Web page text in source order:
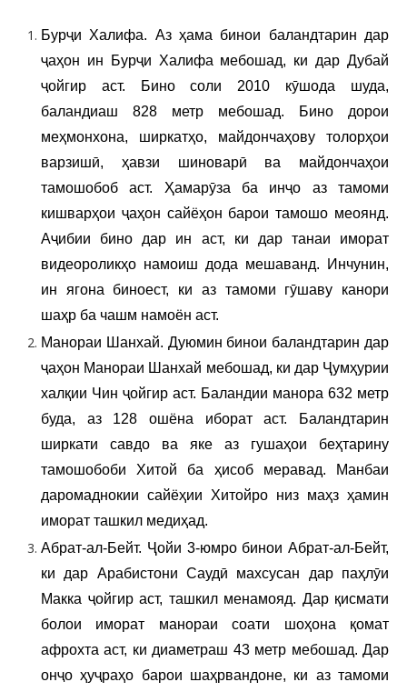
Бурҷи Халифа. Аз ҳама бинои баландтарин дар
ҷаҳон ин Бурҷи Халифа мебошад, ки дар Дубай
ҷойгир аст. Бино соли 2010 кӯшода шуда,
баландиаш 828 метр мебошад. Бино дорои
меҳмонхона, ширкатҳо, майдончаҳову толорҳои
варзишӣ, ҳавзи шиноварӣ ва майдончаҳои
тамошобоб аст. Ҳамарӯза ба инҷо аз тамоми
кишварҳои ҷаҳон сайёҳон барои тамошо меоянд.
Аҷибии бино дар ин аст, ки дар танаи иморат
видеороликҳо намоиш дода мешаванд. Инчунин,
ин ягона биноест, ки аз тамоми гӯшаву канори
шаҳр ба чашм намоён аст.
Манораи Шанхай. Дуюмин бинои баландтарин дар
ҷаҳон Манораи Шанхай мебошад, ки дар Ҷумҳурии
халқии Чин ҷойгир аст. Баландии манора 632 метр
буда, аз 128 ошёна иборат аст. Баландтарин
ширкати савдо ва яке аз гушаҳои беҳтарину
тамошобоби Хитой ба ҳисоб меравад. Манбаи
даромаднокии сайёҳии Хитойро низ маҳз ҳамин
иморат ташкил медиҳад.
Абрат-ал-Бейт. Ҷойи 3-юмро бинои Абрат-ал-Бейт,
ки дар Арабистони Саудӣ махсусан дар паҳлӯи
Макка ҷойгир аст, ташкил менамояд. Дар қисмати
болои иморат манораи соати шоҳона қомат
афрохта аст, ки диаметраш 43 метр мебошад. Дар
онҷо ҳуҷраҳо барои шаҳрвандоне, ки аз тамоми